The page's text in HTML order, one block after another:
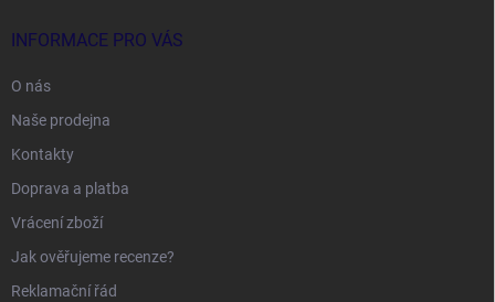
INFORMACE PRO VÁS
O nás
Naše prodejna
Kontakty
Doprava a platba
Vrácení zboží
Jak ověřujeme recenze?
Reklamační řád